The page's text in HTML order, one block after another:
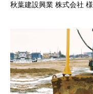
秋葉建設興業 株式会社 様